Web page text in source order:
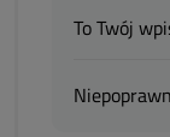
To Twój